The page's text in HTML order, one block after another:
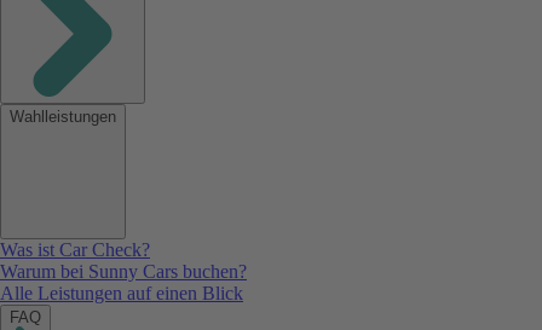
Wahlleistungen
Was ist Car Check?
Warum bei Sunny Cars buchen?
Alle Leistungen auf einen Blick
FAQ